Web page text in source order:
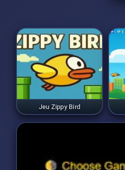
Jeu Zippy Bird